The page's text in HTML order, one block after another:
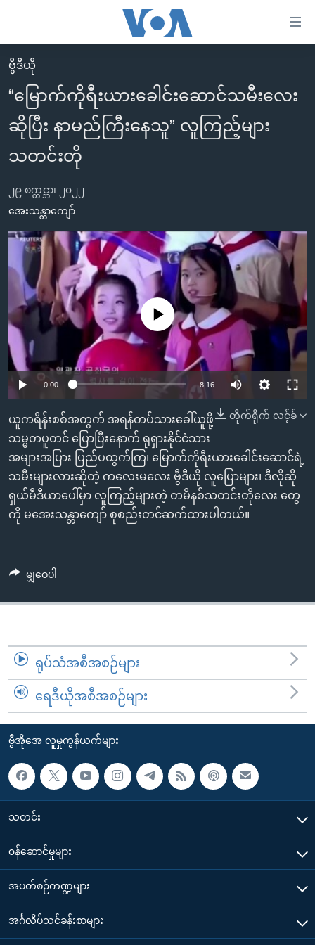
လွယ်ကူ
စေ
သည့်
Link
များ
ပင်မ
အကြောင်းအရာ
ကျော်
အ
ညွန်း
စာမျက်နှာ
ရှာဖွေ
နေရာ
သို့
ကျော်
မူလစာမျက်နှာ
မြန်မာ
ကမ္ဘာ့သတင်းများ
နိုင်ငံတကာ
တရုတ်
ရပ်ဝန်းတခု လမ်းတခု အလွန်
အမေရိကန်သုံးအီဒီယံ
မကြေးမုံရဲ့ အင်္ဂလိပ်စာ
ရုပ်ရှင်ထဲက အင်္ဂလိပ်စာ
သုတပဒေသာ အင်္ဂလိပ်စာ
အပတ်စဉ်ကဏ္ဍများ
ရေဒီယို
တီဗွီ
ရေဒီယိုနှင့်ရုပ်သံ အချက်အလက်များ
ရေဒီယို/တီဗွီအစီအစဉ်
Learning English
ဗွီအိုအေ လူမှုကွန်ယက်များ
ဘာသာစကားများ
ဗွီဒီယို
“မြောက်ကိုရီးယားခေါင်းဆောင်သမီးလေး
ဆိုပြီး နာမည်ကြီးနေသူ” လူကြည့်များ
သတင်းတို
၂၉ စက္တင္ဘာ၊ ၂၀၂၂
အေးသန္တာကျော်
No media source currently available
0:00 8:16
တိုက်ရိုက် လင့်ခ်
ယူကရိန်းစစ်အတွက် အရန်တပ်သားခေါ်ယူဖို့
သမ္မတပူတင် ပြောပြီးနောက် ရုရှားနိုင်ငံသား
အများအပြား ပြည်ပထွက်ကြ၊ မြောက်ကိုရီးယားခေါင်းဆောင်ရဲ့
သမီးများလားဆိုတဲ့ ကလေးမလေး ဗွီဒီယို လူပြောများ၊ ဒီလိုဆို
ရှယ်မီဒီယာပေါ်မှာ လူကြည့်များတဲ့ တမိနစ်သတင်းတိုလေး တွေ
ကို မအေးသန္တာကျော် စုစည်းတင်ဆက်ထားပါတယ်။
မျှဝေပါ
ရုပ်သံအစီအစဉ်များ
ရေဒီယိုအစီအစဉ်များ
ဗွီအိုအေ လူမှုကွန်ယက်များ
သတင်း
၀န်ဆောင်မှုများ
အပတ်စဉ်ကဏ္ဍများ
အင်္ဂလိပ်သင်ခန်းစာများ